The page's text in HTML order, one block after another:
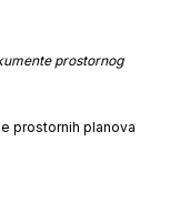
prostornog
prostornih planova